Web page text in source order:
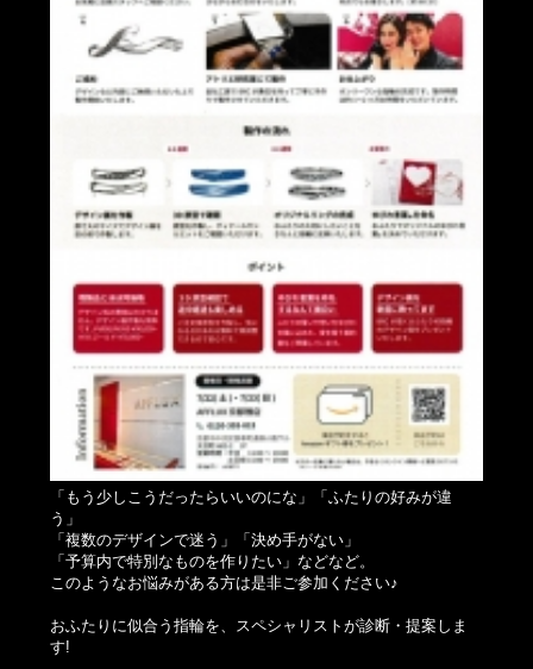
「もう少しこうだったらいいのにな」「ふたりの好みが違
う」
「複数のデザインで迷う」「決め手がない」
「予算内で特別なものを作りたい」などなど。
このようなお悩みがある方は是非ご参加ください♪
おふたりに似合う指輪を、スペシャリストが診断・提案しま
す!